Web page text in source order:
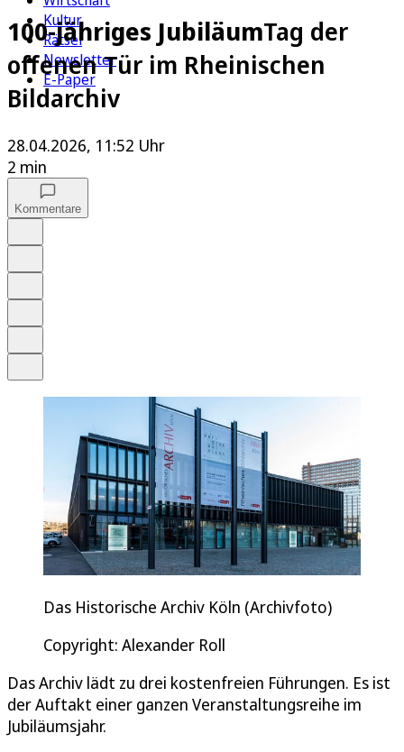
Kultur
Rätsel
Newsletter
E-Paper
100-jähriges JubiläumTag der
offenen Tür im Rheinischen
Bildarchiv
28.04.2026, 11:52 Uhr
2 min
Kommentare
Das Historische Archiv Köln (Archivfoto)
Copyright: Alexander Roll
Das Archiv lädt zu drei kostenfreien Führungen. Es ist
der Auftakt einer ganzen Veranstaltungsreihe im
Jubiläumsjahr.